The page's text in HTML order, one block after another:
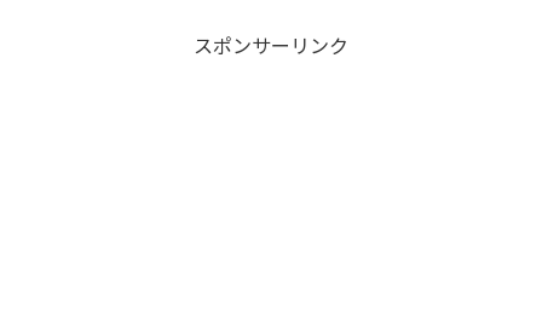
スポンサーリンク